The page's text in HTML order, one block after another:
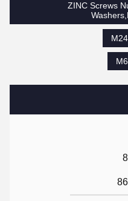
ZINC Screws